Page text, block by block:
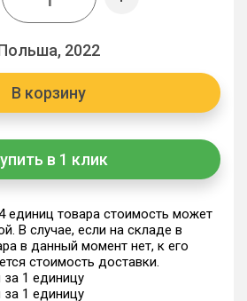
2022
В корзину
в 1 клик
единиц товара стоимость может
В случае, если на складе в
в данный момент нет, к его
стоимость доставки.
за 1 единицу
за 1 единицу